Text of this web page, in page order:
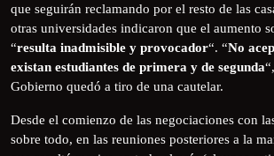
que seguirán reclamando por el resto de las
otras universidades indicaron que el aumento
“resulta inadmisible y provocador“. “No
existan estudiantes de primera y de segunda
Gobierno quedó a tiro de una cautelar.
Desde el comienzo de las negociaciones con
sobre todo, en las reuniones posteriores a la